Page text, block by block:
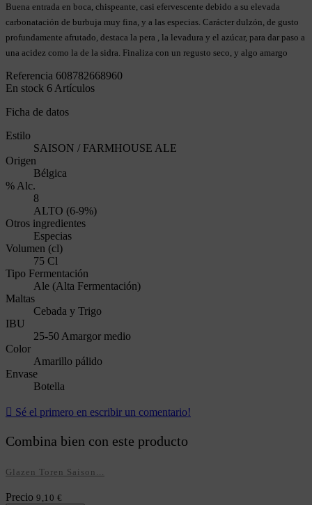
Buena entrada en boca, chispeante, casi efervescente debido a su elevada
carbonatación de burbuja muy fina, y a las especias. Carácter dulzón, de gusto
profundamente afrutado, destaca la pera , la levadura y el azúcar, para dar paso a
una acidez como la de la sidra. Finaliza con un regusto seco, y algo amargo
Referencia 608782668960
En stock 6 Artículos
Ficha de datos
Estilo
SAISON / FARMHOUSE ALE
Origen
Bélgica
% Alc.
8
ALTO (6-9%)
Otros ingredientes
Especias
Volumen (cl)
75 Cl
Tipo Fermentación
Ale (Alta Fermentación)
Maltas
Cebada y Trigo
IBU
25-50 Amargor medio
Color
Amarillo pálido
Envase
Botella
 Sé el primero en escribir un comentario!
Combina bien con este producto
Glazen Toren Saison...
Precio 9,10 €